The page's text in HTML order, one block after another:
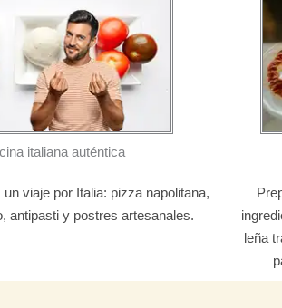
italiana auténtica
viaje por Italia: pizza napolitana,
antipasti y postres artesanales.
leña